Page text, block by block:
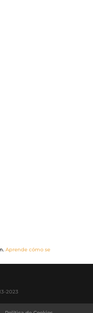
Aprende cómo se
2023